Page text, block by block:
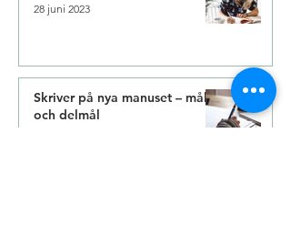
28 juni 2023
Skriver på nya manuset – mål
och delmål